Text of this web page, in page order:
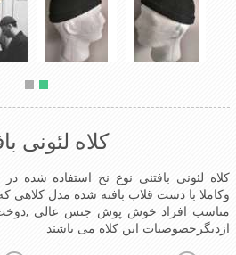
کلاه لئونی
کلاه لئونی بافتنی نوع نخ استفاده شده
وکاملا با دست قلاب بافته شده مدل
مناسب افراد خوش پوش جنس عالی
ازدیگرخصوصیات این کلاه می باشند